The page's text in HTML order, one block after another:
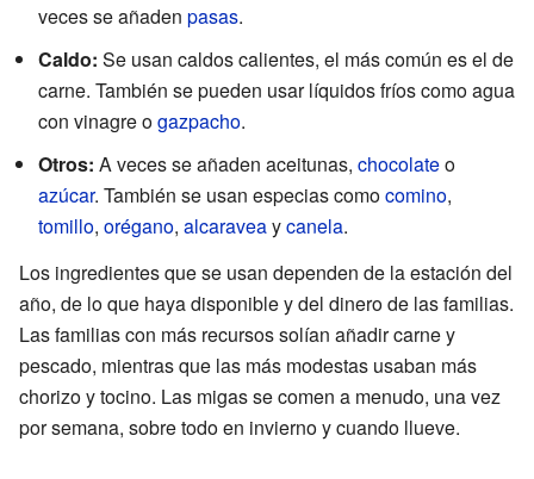
veces se añaden pasas.
Caldo: Se usan caldos calientes, el más común es el de
carne. También se pueden usar líquidos fríos como agua
con vinagre ogazpacho.
Otros: A veces se añaden aceitunas, chocolateo
azúcar. También se usan especias comocomino,
tomillo, orégano, alcaraveaycanela.
Los ingredientes que se usan dependen de la estación del
año, de lo que haya disponible y del dinero de las familias.
Las familias con más recursos solían añadir carne y
pescado, mientras que las más modestas usaban más
chorizo y tocino. Las migas se comen a menudo, una vez
por semana, sobre todo en invierno y cuando llueve.